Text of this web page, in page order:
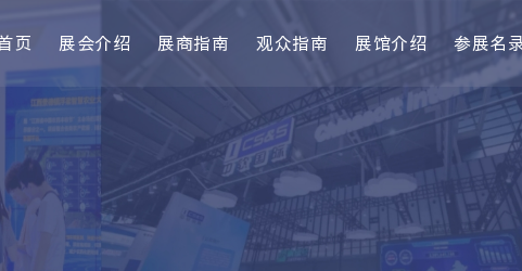
页 展会介绍 展商指南 观众指南 展馆介绍 参展名